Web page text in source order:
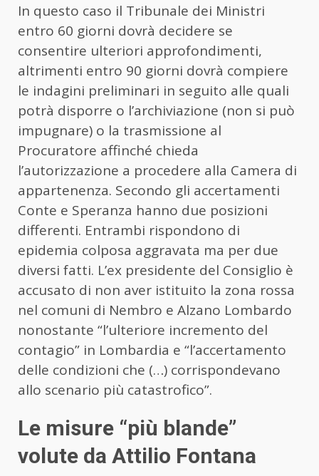
In questo caso il Tribunale dei Ministri
entro 60 giorni dovrà decidere se
consentire ulteriori approfondimenti,
altrimenti entro 90 giorni dovrà compiere
le indagini preliminari in seguito alle quali
potrà disporre o l’archiviazione (non si può
impugnare) o la trasmissione al
Procuratore affinché chieda
l’autorizzazione a procedere alla Camera di
appartenenza. Secondo gli accertamenti
Conte e Speranza hanno due posizioni
differenti. Entrambi rispondono di
epidemia colposa aggravata ma per due
diversi fatti. L’ex presidente del Consiglio è
accusato di non aver istituito la zona rossa
nel comuni di Nembro e Alzano Lombardo
nonostante “l’ulteriore incremento del
contagio” in Lombardia e “l’accertamento
delle condizioni che (…) corrispondevano
allo scenario più catastrofico”.
Le misure “più blande”
volute da Attilio Fontana